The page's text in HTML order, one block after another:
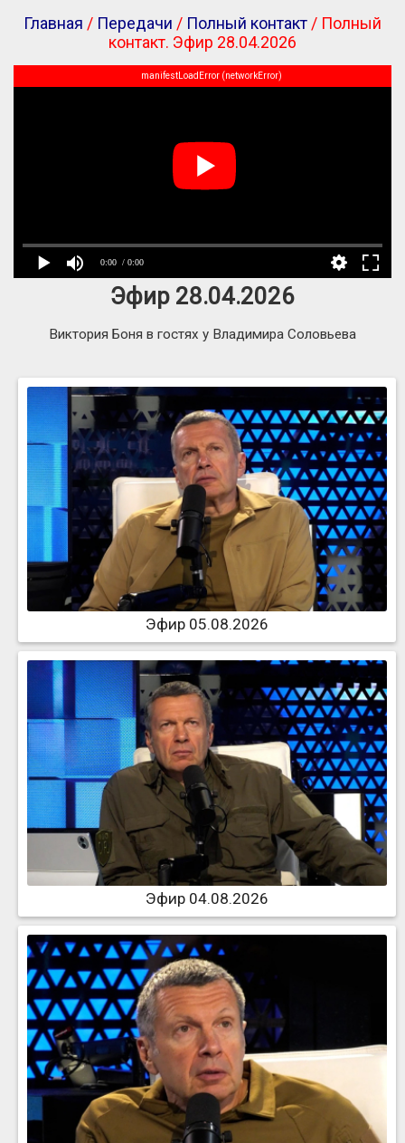
Главная / Передачи / Полный контакт / Полный
контакт. Эфир 28.04.2026
0:00 / 0:00
manifestLoadError (networkError)
Эфир 28.04.2026
Виктория Боня в гостях у Владимира Соловьева
Эфир 05.08.2026
Эфир 04.08.2026